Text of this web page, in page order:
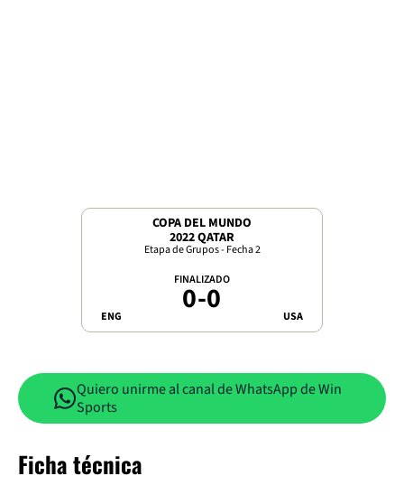
COPA DEL MUNDO
2022 QATAR
Etapa de Grupos - Fecha 2
ENG
FINALIZADO
0-0 USA
Quiero unirme al canal de WhatsApp de Win
Sports
Ficha técnica